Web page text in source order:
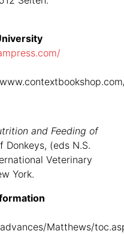
and Feeding of
Donkeys, (eds N.S.
Veterinary
York.
Matthews/